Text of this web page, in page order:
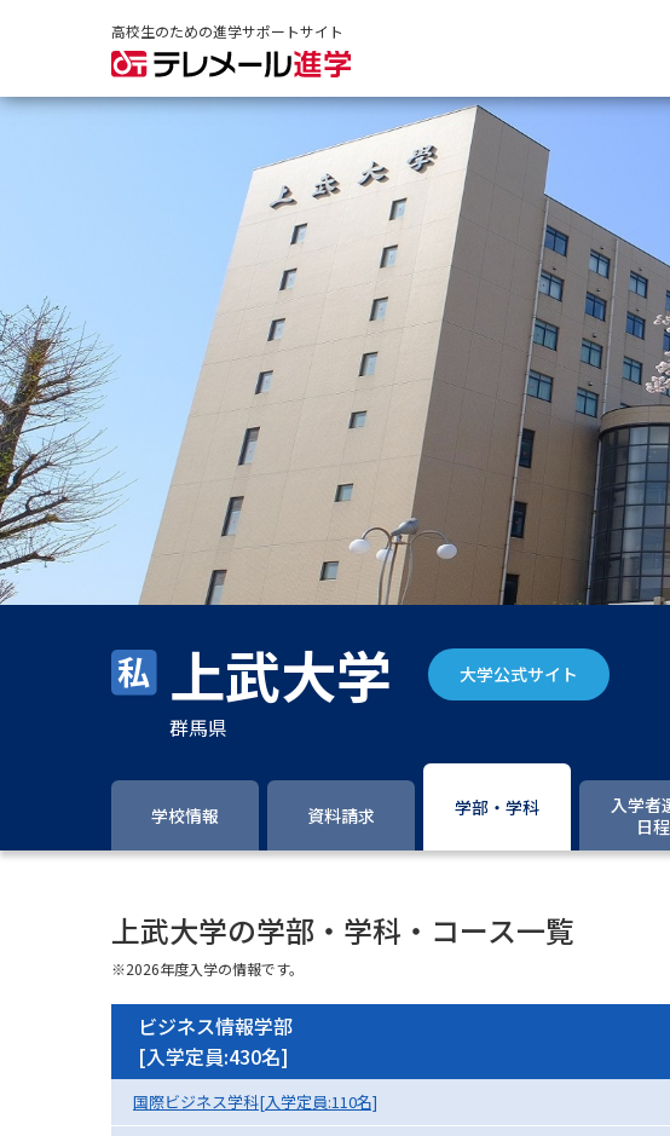
高校生のための進学サポートサイト
上武大学 大学公式サイト
群馬県
学校情報 資料請求 学部・学科
入学者
日程
上武大学の学部・学科・コース一覧
※2026年度入学の情報です。
ビジネス情報学部
[入学定員:430名]
国際ビジネス学科[入学定員:110名]